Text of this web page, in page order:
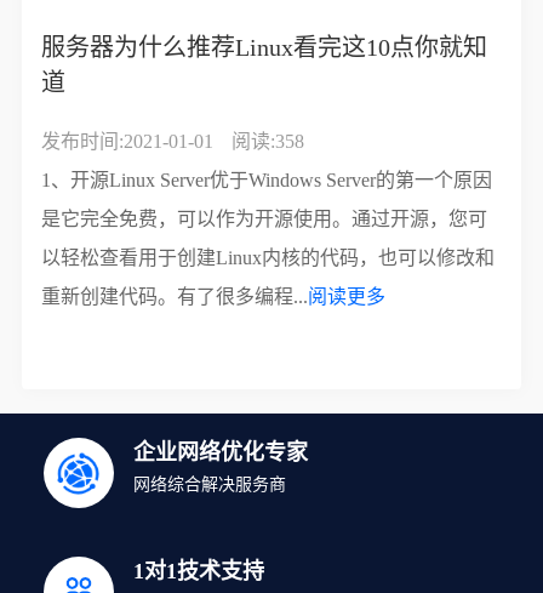
服务器为什么推荐Linux看完这10点你就知
道
发布时间:2021-01-01
阅读:358
1、开源Linux Server优于Windows Server的第一个原因
是它完全免费，可以作为开源使用。通过开源，您可
以轻松查看用于创建Linux内核的代码，也可以修改和
重新创建代码。有了很多编程...阅读更多
企业网络优化专家
网络综合解决服务商
1对1技术支持